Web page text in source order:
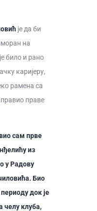
је да би
на
било и рано
каријеру,
рамена са
праве
сам прве
из
у Радову
Био
док је
челу клуба,